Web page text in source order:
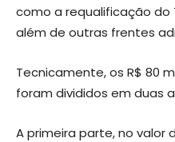
como a requalificação do
além de outras frentes
Tecnicamente, os R$ 80
foram divididos em duas
A primeira parte, no valor